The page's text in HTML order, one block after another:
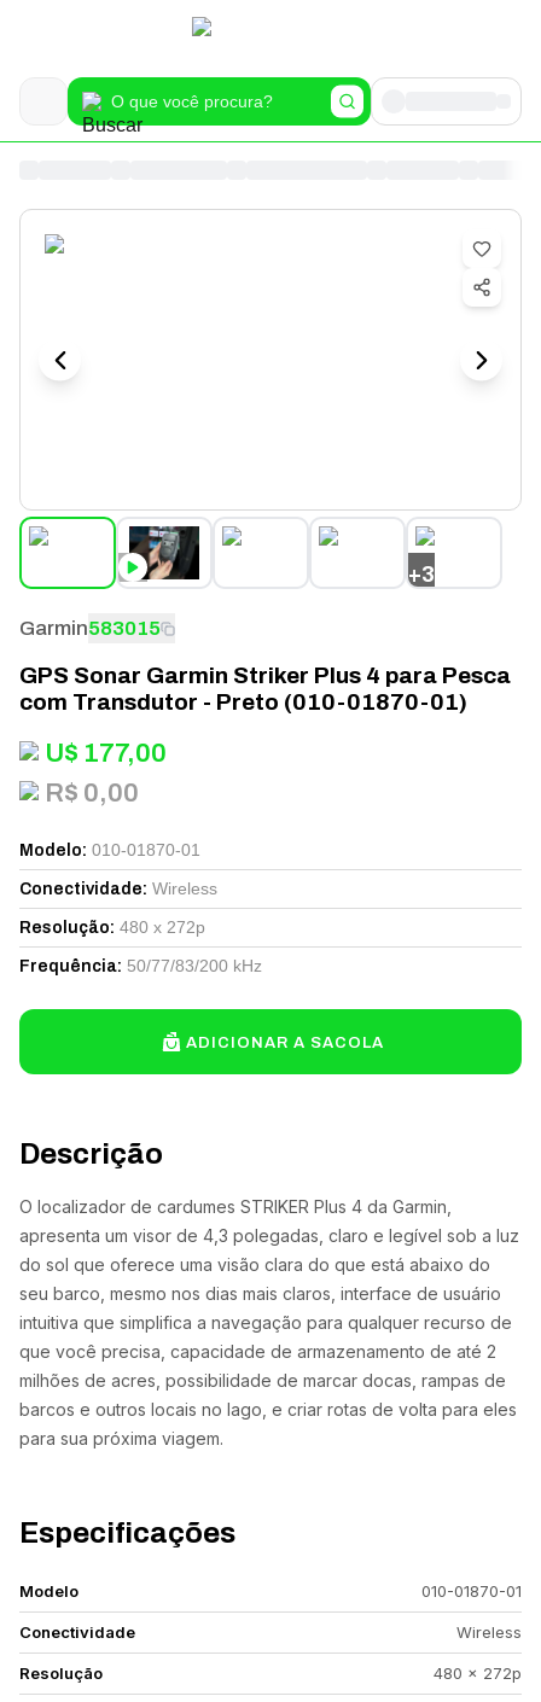
+3
Descrição
O localizador de cardumes STRIKER Plus 4 da Garmin,
apresenta um visor de 4,3 polegadas, claro e legível sob a luz
do sol que oferece uma visão clara do que está abaixo do
seu barco, mesmo nos dias mais claros, interface de usuário
intuitiva que simplifica a navegação para qualquer recurso de
que você precisa, capacidade de armazenamento de até 2
milhões de acres, possibilidade de marcar docas, rampas de
barcos e outros locais no lago, e criar rotas de volta para eles
para sua próxima viagem.
Especificações
Modelo 010-01870-01
Conectividade Wireless
Resolução 480 x 272p
Garmin583015
GPS Sonar Garmin Striker Plus 4 para Pesca
com Transdutor - Preto (010-01870-01)
U$ 177,00
R$ 0,00
Modelo: 010-01870-01
Conectividade: Wireless
Resolução: 480 x 272p
Frequência: 50/77/83/200 kHz
ADICIONAR A SACOLA